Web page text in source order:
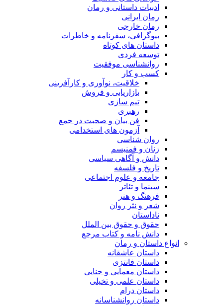
ادبیات داستانی و رمان
رمان ایرانی
رمان خارجی
بیوگرافی، سفرنامه و خاطرات
داستان های کوتاه
توسعه فردی
روانشناسی موفقیت
کسب و کار
خلاقیت، نوآوری و کارآفرینی
بازاریابی و فروش
تیم سازی
رهبری
فن بیان و صحبت در جمع
آزمون های استخدامی
روان شناسی
زنان و فمنیسم
دانش و آگاهی سیاسی
تاریخ و فلسفه
جامعه و علوم اجتماعی
سینما و تئاتر
فرهنگ و هنر
شعر و نثر روان
ناداستان
حقوق و حقوق بین الملل
دانش نامه و کتاب مرجع
انواع داستان و رمان
داستان عاشقانه
داستان فانتزی
داستان معمایی و جنایی
داستان علمی و تخیلی
داستان درام
داستان روانشناسانه